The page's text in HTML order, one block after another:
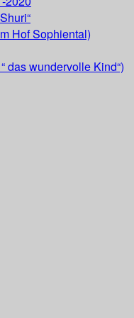
Hof Sophiental)
das wundervolle Kind“)